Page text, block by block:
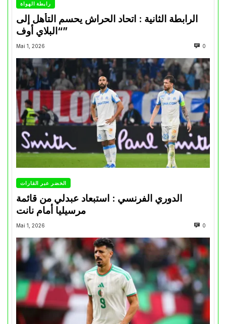
رابطة الهواة
الرابطة الثانية : اتحاد الحراش يحسم التأهل إلى
“البلاي أوف”
Mai 1, 2026 0
الخضر عبر القارات
الدوري الفرنسي : استبعاد عبدلي من قائمة
مرسيليا أمام نانت
Mai 1, 2026 0